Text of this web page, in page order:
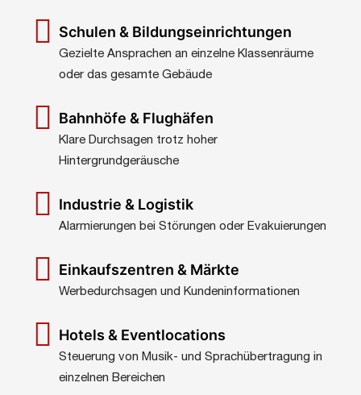
Schulen & Bildungseinrichtungen
Gezielte Ansprachen an einzelne Klassenräume
oder das gesamte Gebäude
Bahnhöfe & Flughäfen
Klare Durchsagen trotz hoher
Hintergrundgeräusche
Industrie & Logistik
Alarmierungen bei Störungen oder Evakuierungen
Einkaufszentren & Märkte
Werbedurchsagen und Kundeninformationen
Hotels & Eventlocations
Steuerung von Musik- und Sprachübertragung in
einzelnen Bereichen